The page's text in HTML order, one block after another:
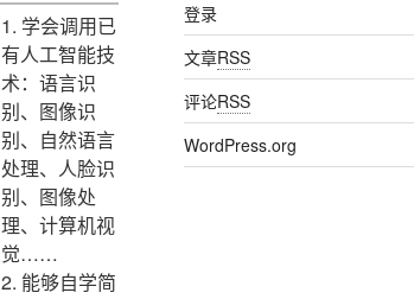
1. 学会调用已
有人工智能技
术：语言识
别、图像识
别、自然语言
处理、人脸识
别、图像处
理、计算机视
觉……
2. 能够自学简
登录
文章RSS
评论RSS
WordPress.org